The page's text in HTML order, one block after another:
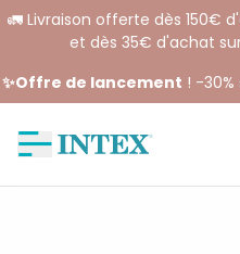
🚛 Livraison offerte dès 150€
et dès 35€ d'achat
✨Offre de lancement ! -